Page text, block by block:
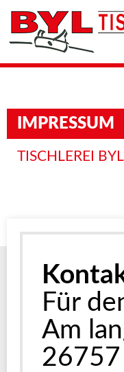
IMPRESSUM
TISCHLEREI
Für
Am